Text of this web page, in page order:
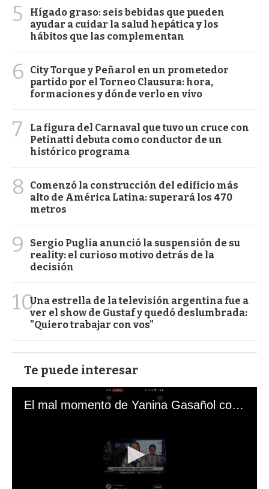
5
Hígado graso: seis bebidas que pueden
ayudar a cuidar la salud hepática y los
hábitos que las complementan
6
City Torque y Peñarol en un prometedor
partido por el Torneo Clausura: hora,
formaciones y dónde verlo en vivo
7
La figura del Carnaval que tuvo un cruce con
Petinatti debuta como conductor de un
histórico programa
8
Comenzó la construcción del edificio más
alto de América Latina: superará los 470
metros
9
Sergio Puglia anunció la suspensión de su
reality: el curioso motivo detrás de la
decisión
10Una estrella de la televisión argentina fue a
ver el show de Gustaf y quedó deslumbrada:
"Quiero trabajar con vos"
Te puede interesar
El mal momento de Yanina Gasañol con un hincha argentino en "Subrayado"